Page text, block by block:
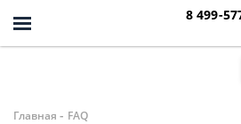
8 499-
Главная - FAQ